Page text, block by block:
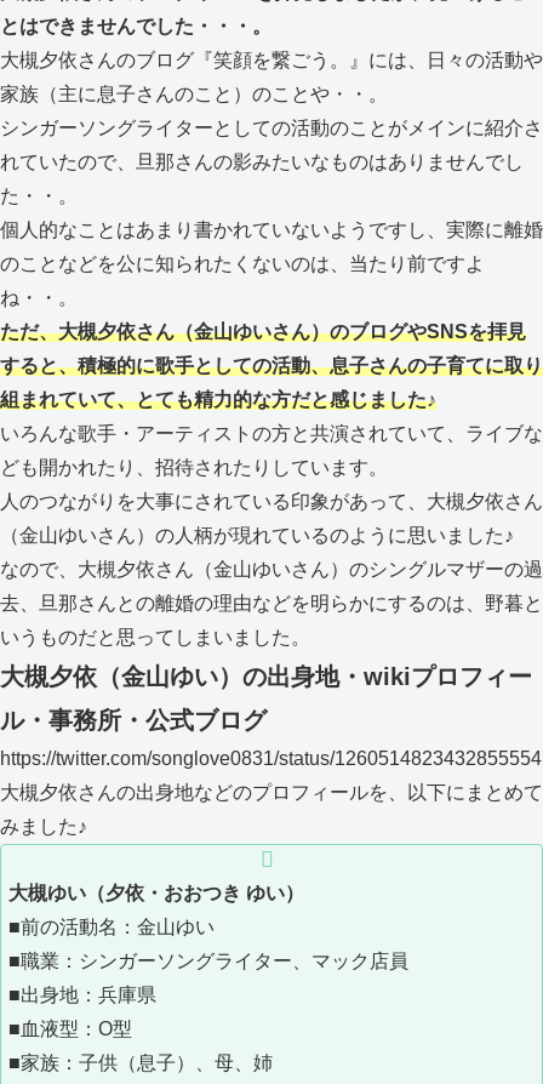
とはできませんでした・・・。
大槻夕依さんのブログ『笑顔を繋ごう。』には、日々の活動や
家族（主に息子さんのこと）のことや・・。
シンガーソングライターとしての活動のことがメインに紹介さ
れていたので、旦那さんの影みたいなものはありませんでし
た・・。
個人的なことはあまり書かれていないようですし、実際に離婚
のことなどを公に知られたくないのは、当たり前ですよ
ね・・。
ただ、大槻夕依さん（金山ゆいさん）のブログやSNSを拝見
すると、積極的に歌手としての活動、息子さんの子育てに取り
組まれていて、とても精力的な方だと感じました♪
いろんな歌手・アーティストの方と共演されていて、ライブな
ども開かれたり、招待されたりしています。
人のつながりを大事にされている印象があって、大槻夕依さん
（金山ゆいさん）の人柄が現れているのように思いました♪
なので、大槻夕依さん（金山ゆいさん）のシングルマザーの過
去、旦那さんとの離婚の理由などを明らかにするのは、野暮と
いうものだと思ってしまいました。
大槻夕依（金山ゆい）の出身地・wikiプロフィー
ル・事務所・公式ブログ
https://twitter.com/songlove0831/status/1260514823432855554
大槻夕依さんの出身地などのプロフィールを、以下にまとめて
みました♪
大槻ゆい（夕依・おおつき ゆい）
■前の活動名：金山ゆい
■職業：シンガーソングライター、マック店員
■出身地：兵庫県
■血液型：O型
■家族：子供（息子）、母、姉